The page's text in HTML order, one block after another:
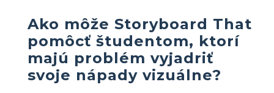
Ako môže Storyboard That
pomôcť študentom, ktorí
majú problém vyjadriť
svoje nápady vizuálne?